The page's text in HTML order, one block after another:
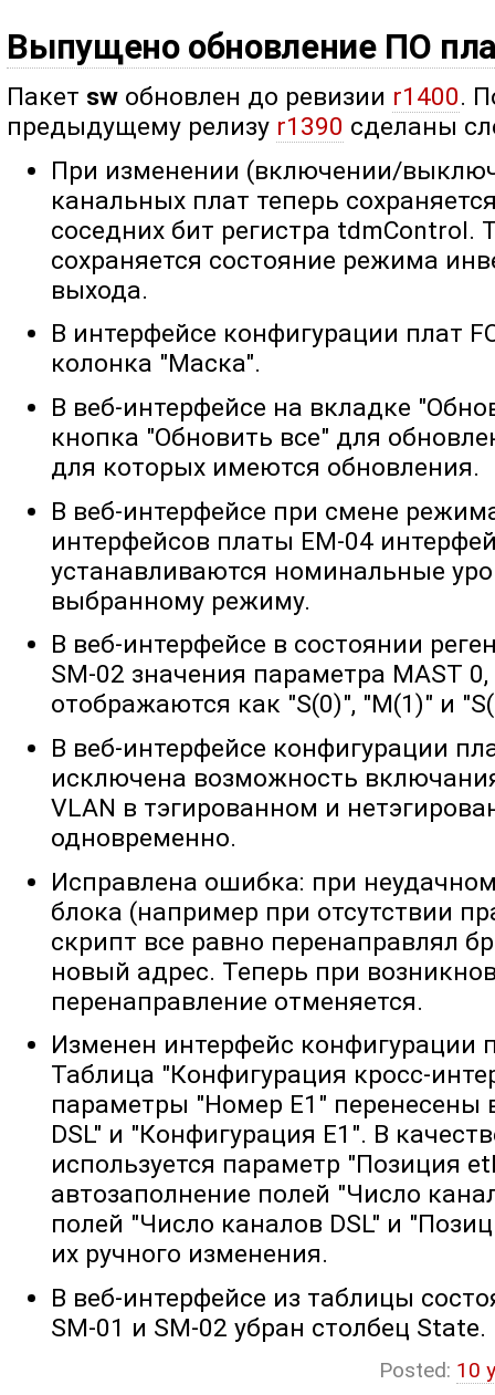
Выпущено обновление ПО
Пакет sw обновлен до ревизии r1400.
предыдущему релизу r1390 сделаны
При изменении (включении/
канальных плат теперь
соседних бит регистра tdmControl.
сохраняется состояние режима
выхода.
В интерфейсе конфигурации плат
колонка "Маска".
В веб-интерфейсе на вкладке
кнопка "Обновить все" для
для которых имеются обновления.
В веб-интерфейсе при смене
интерфейсов платы EM-04
устанавливаются номинальные
выбранному режиму.
В веб-интерфейсе в состоянии
SM-02 значения параметра MAST
отображаются как "S(0)", "M(1)" и
В веб-интерфейсе конфигурации
исключена возможность
VLAN в тэгированном и
одновременно.
Исправлена ошибка: при
блока (например при отсутствии
скрипт все равно перенаправлял
новый адрес. Теперь при
перенаправление отменяется.
Изменен интерфейс конфигурации
Таблица "Конфигурация кросс-
параметры "Номер E1" перенесены
DSL" и "Конфигурация E1". В
используется параметр "Позиция
автозаполнение полей "Число
полей "Число каналов DSL" и
их ручного изменения.
В веб-интерфейсе из таблицы
SM-01 и SM-02 убран столбец State.
Posted: 10